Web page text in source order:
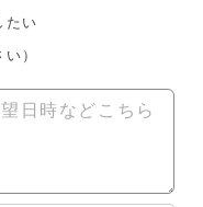
たい
）
日時などこちら